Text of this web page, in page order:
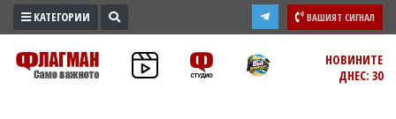
ПРОМО
ЗОНА
КАТЕГОРИИ ВАШИЯТ СИГНАЛ
НОВИНИТЕ
ДНЕС: 30